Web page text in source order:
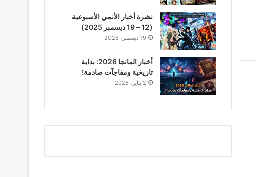
نشرة أخبار الأنمي الأسبوعية
(12 – 19 ديسمبر 2025)
19 ديسمبر، 2025
أخبار المانجا 2026: بداية
تاريخية ومفاجآت صادمة!
2 يناير، 2026